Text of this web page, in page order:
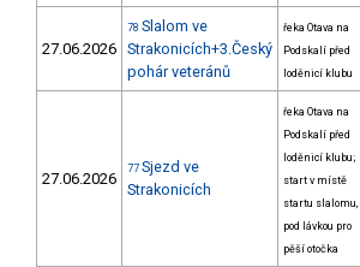
27.06.2026
78 Slalom ve
Strakonicích+3.Český
pohár veteránů
řeka Otava na
Podskalí před
loděnicí klubu
27.06.2026
77 Sjezd ve
Strakonicích
řeka Otava na
Podskalí před
loděnicí klubu;
start v místě
startu slalomu,
pod lávkou pro
pěší otočka